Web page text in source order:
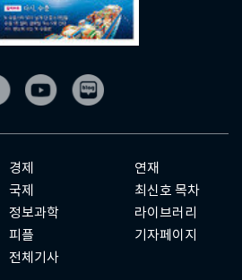
경제
연재
국제
최신호 목차
정보과학
라이브러리
피플
기자페이지
전체기사